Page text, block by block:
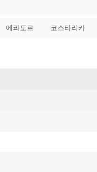
에콰도르 코스타리카